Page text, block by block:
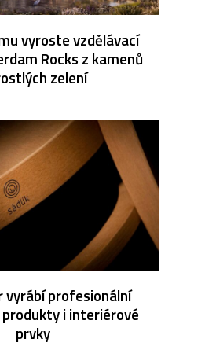
vyroste vzdělávací
Rocks z kamenů
zelení
vyrábí profesionální
i interiérové
prvky